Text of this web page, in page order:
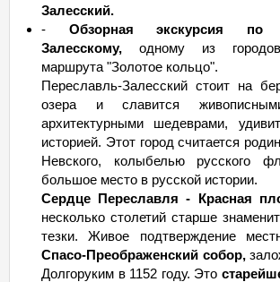
Залесский.
- Обзорная экскурсия по
Залесскому, одному из городов
маршрута "Золотое кольцо".
Переславль-Залесский стоит на
озера и славится
архитектурными шедеврами,
историей. Этот город считается
Невского, колыбелью русского
большое место в русской истории.
Сердце Переславля - Красная
несколько столетий старше
тезки. Живое подтверждение
Спасо-Преображенский собор,
Долгоруким в 1152 году. Это